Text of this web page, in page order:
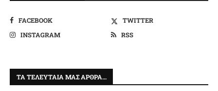
FACEBOOK
TWITTER
INSTAGRAM
RSS
ΤΑ ΤΕΛΕΥΤΑΊΑ ΜΑΣ ΆΡΘΡΑ…